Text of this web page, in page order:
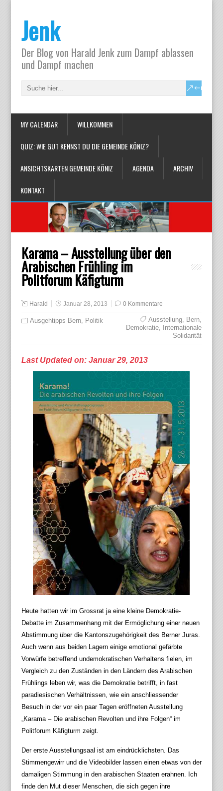
Jenk
Der Blog von Harald Jenk zum Dampf ablassen
und Dampf machen
MY CALENDAR WILLKOMMEN
QUIZ: WIE GUT KENNST DU DIE GEMEINDE KÖNIZ?
ANSICHTSKARTEN GEMEINDE KÖNIZ AGENDA ARCHIV
KONTAKT
Karama – Ausstellung über den
Arabischen Frühling im
Politforum Käfigturm
Harald Januar 28, 2013 0 Kommentare
Ausgehtipps Bern, Politik Ausstellung, Bern,
Demokratie,
Internationale
Solidarität
Last Updated on: Januar 29, 2013
Heute hatten wir im Grossrat ja eine kleine Demokratie-
Debatte im Zusammenhang mit der Ermöglichung einer neuen
Abstimmung über die Kantonszugehörigkeit des Berner Juras.
Auch wenn aus beiden Lagern einige emotional gefärbte
Vorwürfe betreffend undemokratischen Verhaltens fielen, im
Vergleich zu den Zuständen in den Ländern des Arabischen
Frühlings leben wir, was die Demokratie betrifft, in fast
paradiesischen Verhältnissen, wie ein anschliessender
Besuch in der vor ein paar Tagen eröffneten Ausstellung
„Karama – Die arabischen Revolten und ihre Folgen“ im
Politforum Käfigturm zeigt.
Der erste Ausstellungsaal ist am eindrücklichsten. Das
Stimmengewirr und die Videobilder lassen einen etwas von der
damaligen Stimmung in den arabischen Staaten erahnen. Ich
finde den Mut dieser Menschen, die sich gegen ihre